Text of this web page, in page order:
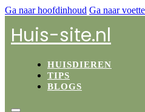
Ga naar hoofdinhoud Ga naar
Huis-site.nl
HUISDIEREN
TIPS
BLOGS